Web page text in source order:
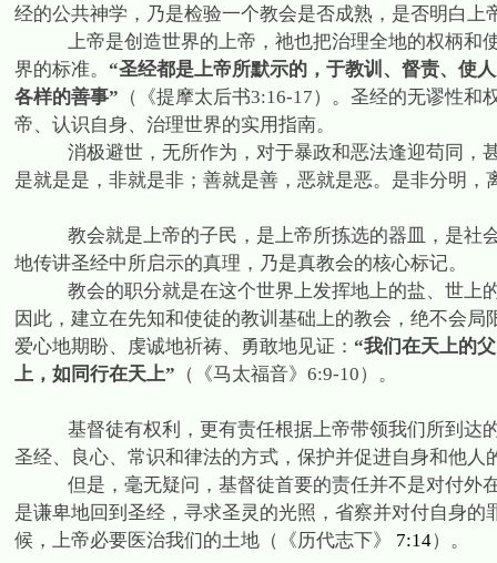
经的公共神学，乃是检验一个教会是否成熟，是否明白上
上帝是创造世界的上帝，祂也把治理全地的权柄和
界的标准。 “圣经都是上帝所默示的，于教训、督责、使
各样的善事” （《提摩太后书3:16-17）。圣经的无谬性和
帝、认识自身、治理世界的实用指南。
消极避世，无所作为，对于暴政和恶法逢迎苟同，
是就是是，非就是非；善就是善，恶就是恶。是非分明
教会就是上帝的子民，是上帝所拣选的器皿，是社
地传讲圣经中所启示的真理，乃是真教会的核心标记。
教会的职分就是在这个世界上发挥地上的盐、世上
因此，建立在先知和使徒的教训基础上的教会，绝不会局
爱心地期盼、虔诚地祈祷、勇敢地见证： “我们在天上的
上，如同行在天上” （《马太福音》 6:9-10）。
基督徒有权利，更有责任根据上帝带领我们所到达
圣经、良心、常识和律法的方式，保护并促进自身和他人
但是，毫无疑问，基督徒首要的责任并不是对付外
是谦卑地回到圣经，寻求圣灵的光照，省察并对付自身
候，上帝必要医治我们的土地（《历代志下》
7:14）。